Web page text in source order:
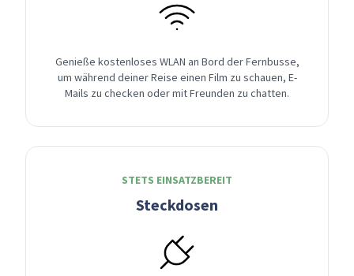
Genieße kostenloses WLAN an Bord der Fernbusse,
um während deiner Reise einen Film zu schauen, E-
Mails zu checken oder mit Freunden zu chatten.
STETS EINSATZBEREIT
Steckdosen